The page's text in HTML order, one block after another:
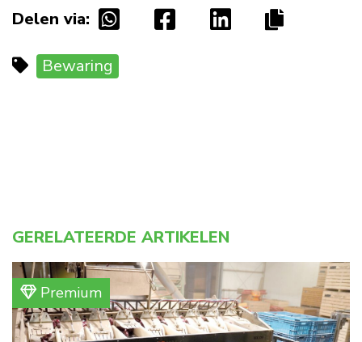
Delen via:
Bewaring
GERELATEERDE ARTIKELEN
Premium